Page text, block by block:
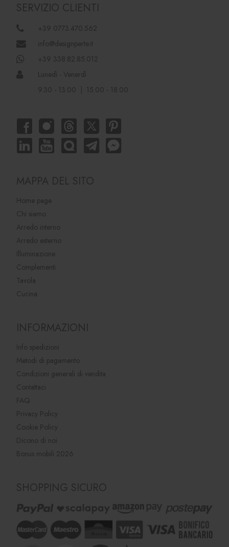
SERVIZIO CLIENTI
+39 0773.470.562
info@designperte.it
+39 338.82.85.012
Lunedì - Venerdì
9.30 - 13.00 | 15.00 - 18.00
MAPPA DEL SITO
Home page
Chi siamo
Arredo interno
Arredo esterno
Illuminazione
Complementi
Tavola
Cucina
INFORMAZIONI
Info spedizioni
Metodi di pagamento
Condizioni generali di vendita
Contattaci
FAQ
Privacy Policy
Cookie Policy
Dicono di noi
Bonus mobili 2026
SHOPPING SICURO